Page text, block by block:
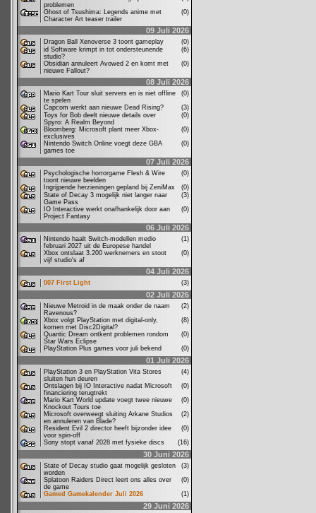
problemen
Ghost of Tsushima: Legends anime met
Character Art teaser trailer
(0)
09 Juli 2026
Dragon Ball Xenoverse 3 toont gameplay
(0)
id Software krimpt in tot ondersteunende
studio?
(6)
Obsidian annuleert Avowed 2 en komt met
nieuwe Fallout?
(0)
08 Juli 2026
Mario Kart Tour sluit servers en is niet offline
te spelen
(0)
Capcom werkt aan nieuwe Dead Rising?
(3)
Toys for Bob deelt nieuwe details over
Spyro: A Realm Beyond
(0)
Bloomberg: Microsoft plant meer Xbox-
exclusives
(0)
Nintendo Switch Online voegt deze GBA
games toe
(0)
07 Juli 2026
Psychologische horrorgame Flesh & Wire
toont nieuwe beelden
(0)
Ingrijpende herzieningen gepland bij ZeniMax
(0)
State of Decay 3 mogelijk niet langer naar
Game Pass
(3)
IO Interactive werkt onafhankelijk door aan
Project Fantasy
(0)
06 Juli 2026
Nintendo haalt Switch-modellen medio
februari 2027 uit de Europese handel
(1)
Xbox ontslaat 3.200 werknemers en stoot
vijf studio's af
(0)
04 Juli 2026
007 First Light (3)
02 Juli 2026
Nieuwe Metroid in de maak onder de naam
Ravenous?
(2)
Xbox volgt PlayStation met digital-only,
komen met Disc2Digital?
(8)
Quantic Dream ontkent problemen rondom
Star Wars Eclipse
(0)
PlayStation Plus games voor juli bekend
(0)
01 Juli 2026
PlayStation 3 en PlayStation Vita Stores
sluiten hun deuren
(4)
Ontslagen bij IO Interactive nadat Microsoft
financiering terugtrekt
(0)
Mario Kart World update voegt twee nieuwe
Knockout Tours toe
(0)
Microsoft overweegt sluiting Arkane Studios
en annuleren van Blade?
(2)
Resident Evil 2 director heeft bijzonder idee
voor spin-off
(0)
Sony stopt vanaf 2028 met fysieke discs
(16)
30 Juni 2026
State of Decay studio gaat mogelijk gesloten
worden
(3)
Splatoon Raiders Direct leert ons alles over
de game
(0)
Gamed Gamekalender Juli 2026
(1)
29 Juni 2026